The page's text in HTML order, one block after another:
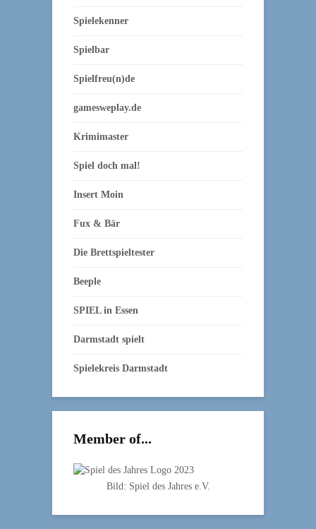
Spielekenner
Spielbar
Spielfreu(n)de
gamesweplay.de
Krimimaster
Spiel doch mal!
Insert Moin
Fux & Bär
Die Brettspieltester
Beeple
SPIEL in Essen
Darmstadt spielt
Spielekreis Darmstadt
Member of...
Bild: Spiel des Jahres e.V.